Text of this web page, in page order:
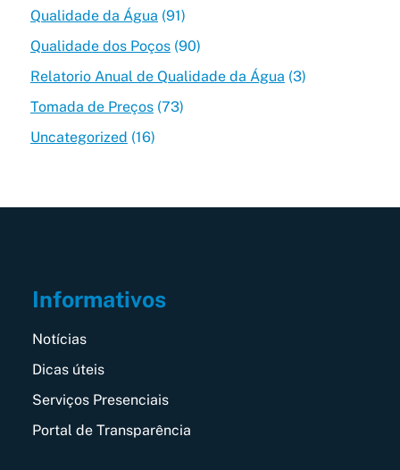
Qualidade da Água (91)
Qualidade dos Poços(90)
Relatorio Anual de Qualidade da Água (3)
Tomada de Preços(73)
Uncategorized (16)
Informativos
Notícias
Dicas úteis
Serviços Presenciais
Portal de Transparência